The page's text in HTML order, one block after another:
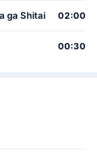
ga Shitai 02:00
00:30